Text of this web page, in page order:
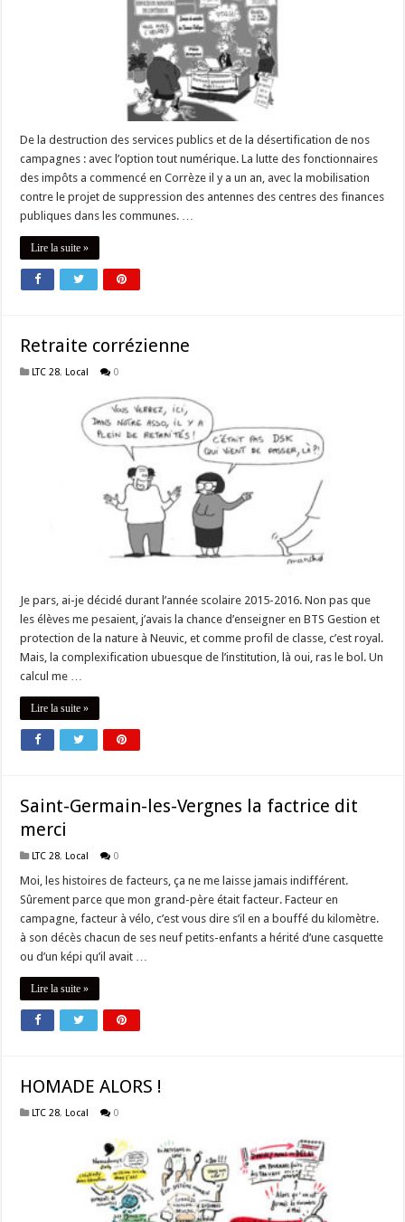
De la destruction des services publics et de la désertification de nos
campagnes : avec l’option tout numérique. La lutte des fonctionnaires
des impôts a commencé en Corrèze il y a un an, avec la mobilisation
contre le projet de suppression des antennes des centres des finances
publiques dans les communes. …
Lire la suite »
Retraite corrézienne
LTC 28, Local 0
Je pars, ai-je décidé durant l’année scolaire 2015-2016. Non pas que
les élèves me pesaient, j’avais la chance d’enseigner en BTS Gestion et
protection de la nature à Neuvic, et comme profil de classe, c’est royal.
Mais, la complexification ubuesque de l’institution, là oui, ras le bol. Un
calcul me …
Lire la suite »
Saint-Germain-les-Vergnes la factrice dit
merci
LTC 28, Local 0
Moi, les histoires de facteurs, ça ne me laisse jamais indifférent.
Sûrement parce que mon grand-père était facteur. Facteur en
campagne, facteur à vélo, c’est vous dire s’il en a bouffé du kilomètre.
à son décès chacun de ses neuf petits-enfants a hérité d’une casquette
ou d’un képi qu’il avait …
Lire la suite »
HOMADE ALORS !
LTC 28, Local 0